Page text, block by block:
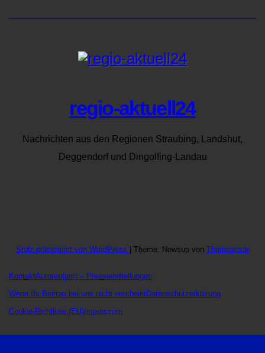
regio-aktuell24
Nachrichten aus den Regionen Straubing, Landshut,
Deggendorf und Dingolfing-Landau
Stolz präsentiert von WordPress Theme: Newsup von Themeansar
KontaktAutoren(pm) – Pressemitteilungen
Wenn Ihr Beitrag bei uns nicht erscheintDatenschutzerklärung
Cookie-Richtlinie (EU) Impressum